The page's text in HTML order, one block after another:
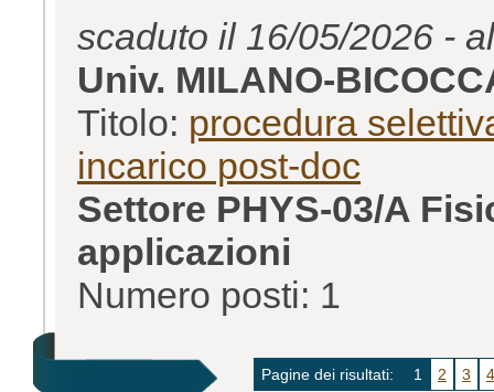
scaduto il 16/05/2026 -
Univ. MILANO-
Titolo: procedura
incarico post-doc
Settore PHYS-03/A
applicazioni
Numero posti: 1
Pagine dei risultati: 1 2 3 4